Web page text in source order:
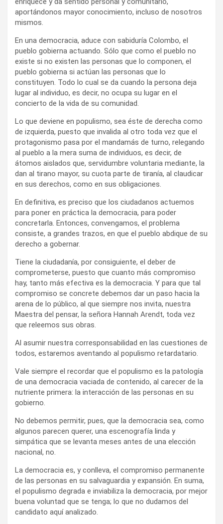
aportándonos mayor conocimiento, incluso de nosotros
mismos.
En una democracia, aduce con sabiduría Colombo, el
pueblo gobierna actuando. Sólo que como el pueblo no
existe si no existen las personas que lo componen, el
pueblo gobierna si actúan las personas que lo
constituyen. Todo lo cual se da cuando la persona deja
lugar al individuo, es decir, no ocupa su lugar en el
concierto de la vida de su comunidad.
Lo que deviene en populismo, sea éste de derecha como
de izquierda, puesto que invalida al otro toda vez que el
protagonismo pasa por el mandamás de turno, relegando
al pueblo a la mera suma de individuos, es decir, de
átomos aislados que, servidumbre voluntaria mediante, la
dan al tirano mayor, su cuota parte de tiranía, al claudicar
en sus derechos, como en sus obligaciones.
En definitiva, es preciso que los ciudadanos actuemos
para poner en práctica la democracia, para poder
concretarla. Entonces, convengamos, el problema
consiste, a grandes trazos, en que el pueblo abdique de su
derecho a gobernar.
Tiene la ciudadanía, por consiguiente, el deber de
comprometerse, puesto que cuanto más compromiso
hay, tanto más efectiva es la democracia. Y para que tal
compromiso se concrete debemos dar un paso hacia la
arena de lo público, al que siempre nos invita, nuestra
Maestra del pensar, la señora Hannah Arendt, toda vez
que releemos sus obras.
Al asumir nuestra corresponsabilidad en las cuestiones de
todos, estaremos aventando al populismo retardatario.
Vale siempre el recordar que el populismo es la patología
de una democracia vaciada de contenido, al carecer de la
nutriente primera: la interacción de las personas en su
gobierno.
No debemos permitir, pues, que la democracia sea, como
algunos parecen querer, una escenografía linda y
simpática que se levanta meses antes de una elección
nacional, no.
La democracia es, y conlleva, el compromiso permanente
de las personas en su salvaguardia y expansión. En suma,
el populismo degrada e inviabiliza la democracia, por mejor
buena voluntad que se tenga; lo que no dudamos del
candidato aquí analizado.